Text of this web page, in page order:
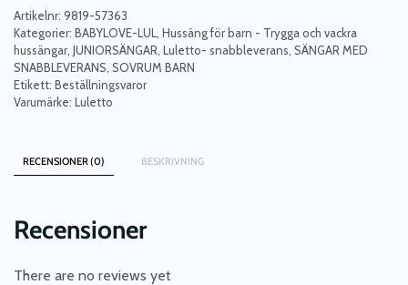
mängd
Artikelnr: 9819-57363
Kategorier: BABYLOVE-LUL Hussäng för barn - Trygga och vackra
hussängar JUNIORSÄNGAR Luletto- snabbleverans SÄNGAR MED
SNABBLEVERANS SOVRUM BARN
Etikett: Beställningsvaror
Varumärke: Luletto
RECENSIONER (0) BESKRIVNING
Recensioner
There are no reviews yet